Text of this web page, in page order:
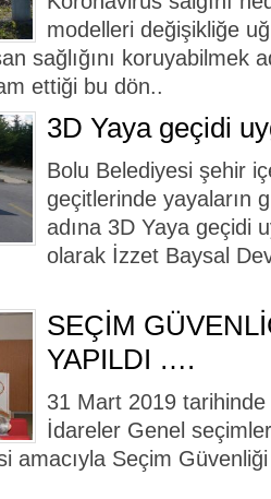
modelleri değişikliğe
sağlığını koruyabilmek
ettiği bu dön..
3D Yaya geçidi
Bolu Belediyesi şehir
geçitlerinde yayaların
adına 3D Yaya geçidi
olarak İzzet Baysal
SEÇİM
YAPILDI ….
31 Mart 2019
İdareler Genel
Seçim Güvenliği